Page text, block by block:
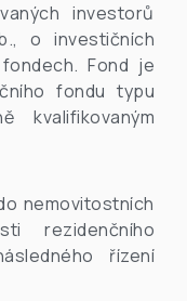
investorů
o investičních
Fond je
fondu typu
kvalifikovaným
nemovitostních
rezidenčního
řízení